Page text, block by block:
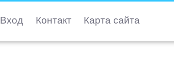
Вход Контакт Карта сайта